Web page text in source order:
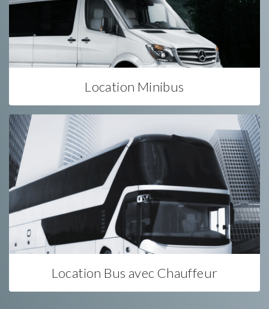
Location Minibus
Location Bus avec Chauffeur